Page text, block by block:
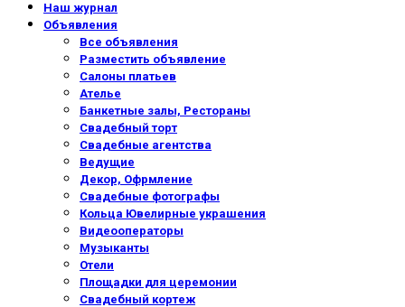
Наш журнал
Объявления
Все объявления
Разместить объявление
Салоны платьев
Ателье
Банкетные залы, Рестораны
Свадебный торт
Свадебные агентства
Ведущие
Декор, Офрмление
Свадебные фотографы
Кольца Ювелирные украшения
Видеооператоры
Музыканты
Отели
Площадки для церемонии
Свадебный кортеж